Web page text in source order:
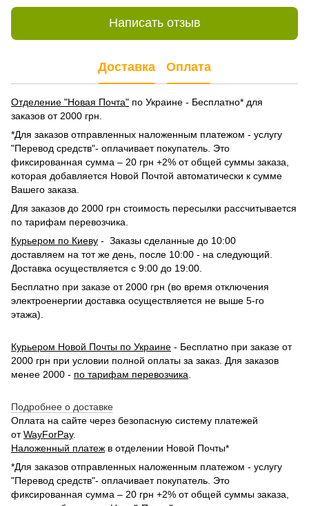
Написать отзыв
Доставка Оплата
Отделение "Новая Почта" по Украине - Бесплатно* для
заказов от 2000 грн.
*Для заказов отправленных наложенным платежом - услугу
"Перевод средств"- оплачивает покупатель. Это
фиксированная сумма – 20 грн +2% от общей суммы заказа,
которая добавляется Новой Почтой автоматически к сумме
Вашего заказа.
Для заказов до 2000 грн стоимость пересылки рассчитывается
по тарифам перевозчика.
Курьером по Киеву - Заказы сделанные до 10:00
доставляем на тот же день, после 10:00 - на следующий.
Доставка осуществляется с 9:00 до 19:00.
Бесплатно при заказе от 2000 грн (во время отключения
электроенергии доставка осуществляется не выше 5-го
этажа).
Курьером Новой Почты по Украине - Бесплатно при заказе от
2000 грн при условии полной оплаты за заказ. Для заказов
менее 2000 - по тарифам перевозчика
Подробнее о доставке
Оплата на сайте через безопасную систему платежей
отWayForPay.
Наложенный платеж в отделении Новой Почты*
*Для заказов отправленных наложенным платежом - услугу
"Перевод средств"- оплачивает покупатель. Это
фиксированная сумма – 20 грн +2% от общей суммы заказа,